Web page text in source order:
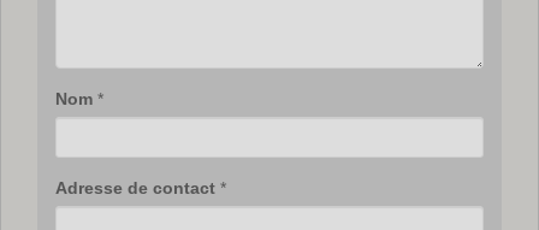
Nom *
Adresse de contact *